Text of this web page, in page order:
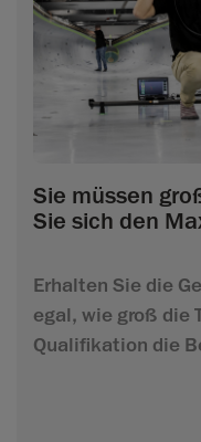
Sie müssen
Sie sich den
Erhalten Sie die
egal, wie groß die
Qualifikation die